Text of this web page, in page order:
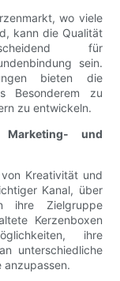
wo viele
kann die Qualität
für
sein.
bieten die
Besonderem zu
zu entwickeln.
Marketing- und
Kreativität und
Kanal, über
ihre Zielgruppe
Kerzenboxen
ihre
unterschiedliche
anzupassen.